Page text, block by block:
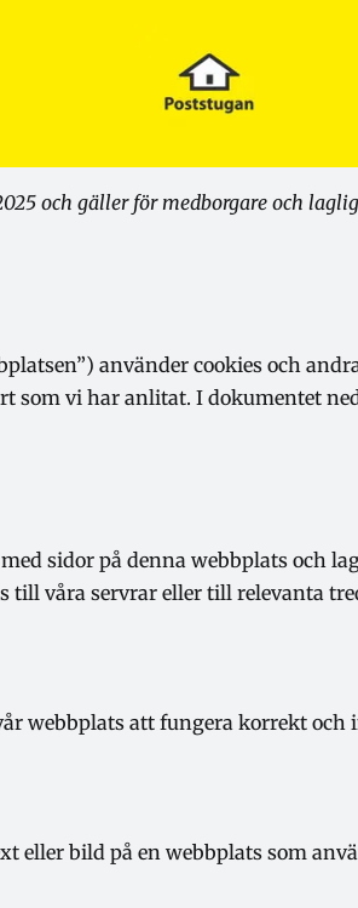
och gäller för medborgare och
använder cookies och
som vi har anlitat. I dokumentet
sidor på denna webbplats och
våra servrar eller till relevanta
webbplats att fungera korrekt och
eller bild på en webbplats som